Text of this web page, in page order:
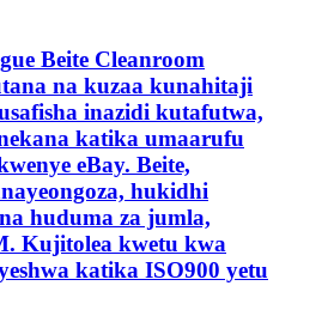
Beite Cleanroom
na kuzaa kunahitaji
inazidi kutafutwa,
katika umaarufu
eBay. Beite,
hukidhi
huduma za jumla,
Kujitolea kwetu kwa
katika ISO900 yetu